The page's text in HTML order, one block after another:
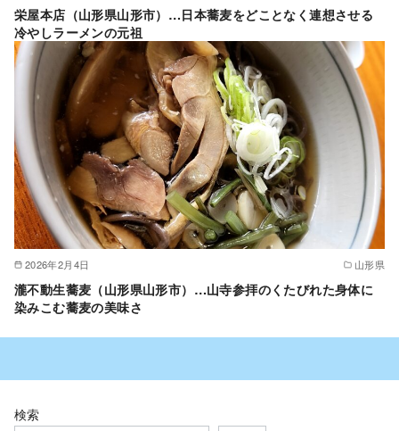
栄屋本店（山形県山形市）…日本蕎麦をどことなく連想させる
冷やしラーメンの元祖
2026年2月4日 山形県
瀧不動生蕎麦（山形県山形市）…山寺参拝のくたびれた身体に
染みこむ蕎麦の美味さ
検索